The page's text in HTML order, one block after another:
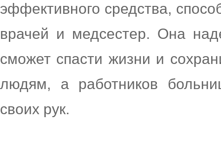
эффективного средства,
врачей и медсестер. Она
сможет спасти жизни и
людям, а работников
своих рук.